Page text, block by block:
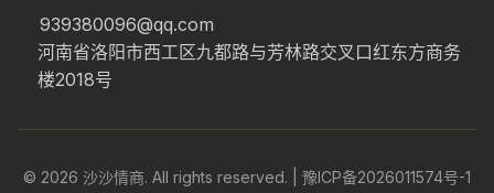
939380096@qq.com
河南省洛阳市西工区九都路与芳林路交叉口红东方商务
楼2018号
© 2026 沙沙情商. All rights reserved. | 豫ICP备2026011574号-1